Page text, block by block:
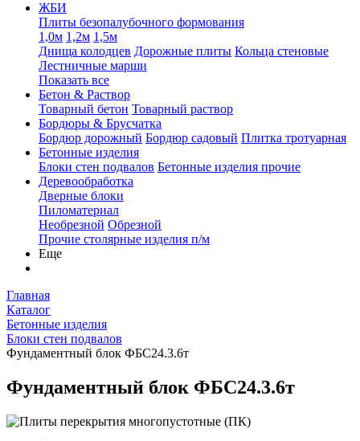
ЖБИ
Плиты безопалубочного формования
1,0м 1,2м 1,5м
Днища колодцев Дорожные плиты Кольца стеновые
Лестничные марши
Показать все
Бетон & Раствор
Товарный бетон Товарный раствор
Бордюры & Брусчатка
Бордюр дорожный Бордюр садовый Плитка тротуарная
Бетонные изделия
Блоки стен подвалов Бетонные изделия прочие
Деревообработка
Дверные блоки
Пиломатериал
Необрезной Обрезной
Прочие столярные изделия п/м
Еще
Главная
Каталог
Бетонные изделия
Блоки стен подвалов
Фундаментный блок ФБС24.3.6т
Фундаментный блок ФБС24.3.6т